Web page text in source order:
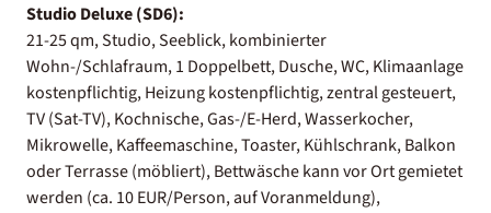
Studio Deluxe (SD6):
21-25 qm, Studio, Seeblick, kombinierter
Wohn-/Schlafraum, 1 Doppelbett, Dusche, WC, Klimaanlage
kostenpflichtig, Heizung kostenpflichtig, zentral gesteuert,
TV (Sat-TV), Kochnische, Gas-/E-Herd, Wasserkocher,
Mikrowelle, Kaffeemaschine, Toaster, Kühlschrank, Balkon
oder Terrasse (möbliert), Bettwäsche kann vor Ort gemietet
werden (ca. 10 EUR/Person, auf Voranmeldung),